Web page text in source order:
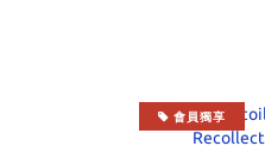
會員獨享